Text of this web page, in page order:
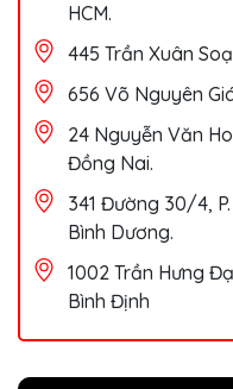
HCM.
445 Trần Xuân
656 Võ Nguyên
24 Nguyễn Văn
Đồng Nai.
341 Đường 30/4,
Bình Dương.
1002 Trần Hưng
Bình Định